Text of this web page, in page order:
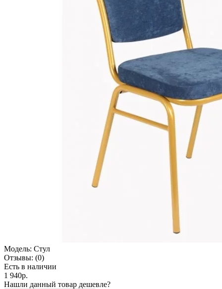
Модель: Стул
Отзывы: (0)
Есть в наличии
1 940р.
Нашли данный товар дешевле?